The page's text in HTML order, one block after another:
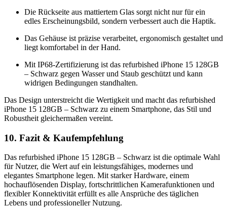
Die Rückseite aus mattiertem Glas sorgt nicht nur für ein
edles Erscheinungsbild, sondern verbessert auch die Haptik.
Das Gehäuse ist präzise verarbeitet, ergonomisch gestaltet und
liegt komfortabel in der Hand.
Mit IP68-Zertifizierung ist das refurbished iPhone 15 128GB
– Schwarz gegen Wasser und Staub geschützt und kann
widrigen Bedingungen standhalten.
Das Design unterstreicht die Wertigkeit und macht das refurbished
iPhone 15 128GB – Schwarz zu einem Smartphone, das Stil und
Robustheit gleichermaßen vereint.
10. Fazit & Kaufempfehlung
Das refurbished iPhone 15 128GB – Schwarz ist die optimale Wahl
für Nutzer, die Wert auf ein leistungsfähiges, modernes und
elegantes Smartphone legen. Mit starker Hardware, einem
hochauflösenden Display, fortschrittlichen Kamerafunktionen und
flexibler Konnektivität erfüllt es alle Ansprüche des täglichen
Lebens und professioneller Nutzung.